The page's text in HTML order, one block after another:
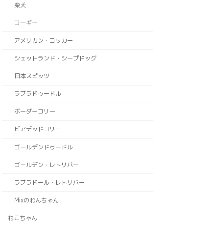
柴犬
コーギー
アメリカン・コッカー
シェットランド・シープドッグ
日本スピッツ
ラブラドゥードル
ボーダーコリー
ビアデッドコリー
ゴールデンドゥードル
ゴールデン・レトリバー
ラブラドール・レトリバー
Mixのわんちゃん
ねこちゃん